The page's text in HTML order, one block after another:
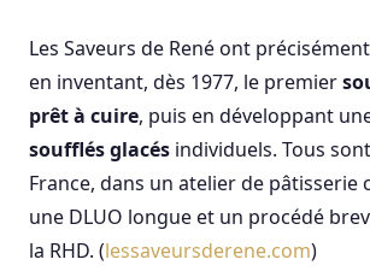
Les Saveurs de René ont
en inventant, dès 1977, le premier
prêt à cuire, puis en développant
soufflés glacés individuels. Tous
France, dans un atelier de pâtisserie
une DLUO longue et un procédé
la RHD. (lessaveursderene.com)